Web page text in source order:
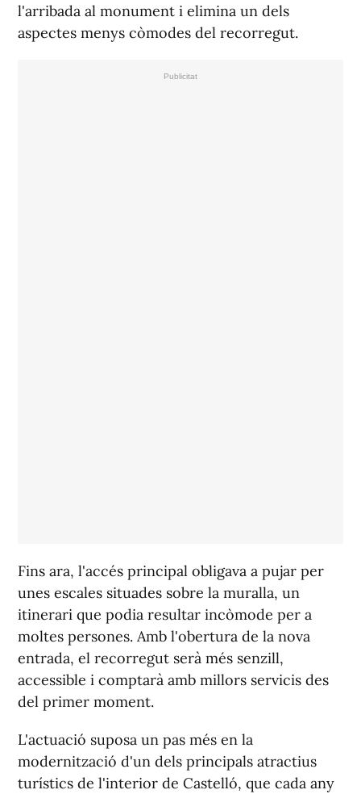
l'arribada al monument i elimina un dels
aspectes menys còmodes del recorregut.
Fins ara, l'accés principal obligava a pujar per
unes escales situades sobre la muralla, un
itinerari que podia resultar incòmode per a
moltes persones. Amb l'obertura de la nova
entrada, el recorregut serà més senzill,
accessible i comptarà amb millors servicis des
del primer moment.
L'actuació suposa un pas més en la
modernització d'un dels principals atractius
turístics de l'interior de Castelló, que cada any